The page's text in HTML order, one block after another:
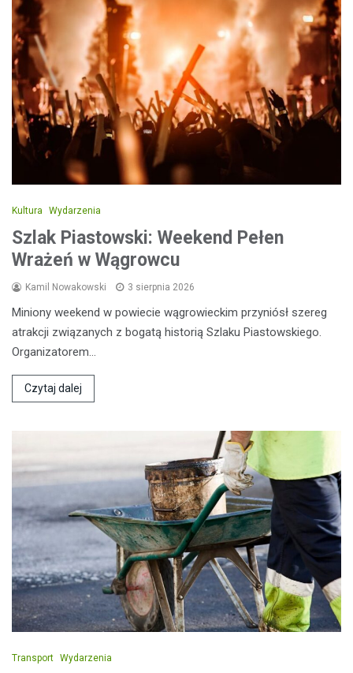
Kultura Wydarzenia
Szlak Piastowski: Weekend Pełen
Wrażeń w Wągrowcu
Kamil Nowakowski 3 sierpnia 2026
Miniony weekend w powiecie wągrowieckim przyniósł szereg
atrakcji związanych z bogatą historią Szlaku Piastowskiego.
Organizatorem…
Czytaj dalej
Transport Wydarzenia